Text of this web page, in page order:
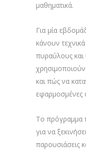
μαθηματικά.
Για μία
κάνουν
πυραύλους
χρησιμοποιούν
και πώς να
εφαρμοσμένες
Το πρόγραμμα
για να
παρουσιάσεις